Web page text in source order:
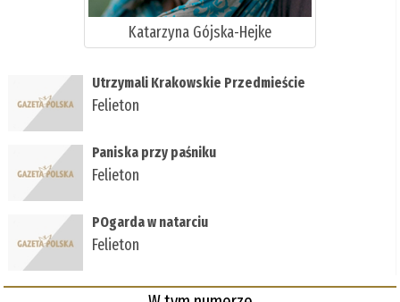
Katarzyna Gójska-Hejke
Utrzymali Krakowskie Przedmieście
Felieton
Paniska przy paśniku
Felieton
POgarda w natarciu
Felieton